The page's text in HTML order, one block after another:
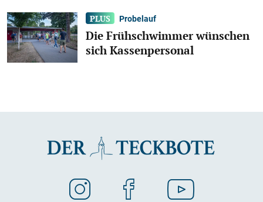
Probelauf
Die Frühschwimmer wünschen
sich Kassenpersonal